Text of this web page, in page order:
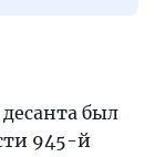
был
945-й